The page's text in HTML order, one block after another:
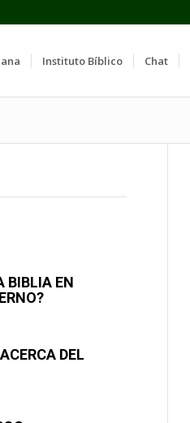
Instituto Bíblico Chat
BIBLIA EN
DEL